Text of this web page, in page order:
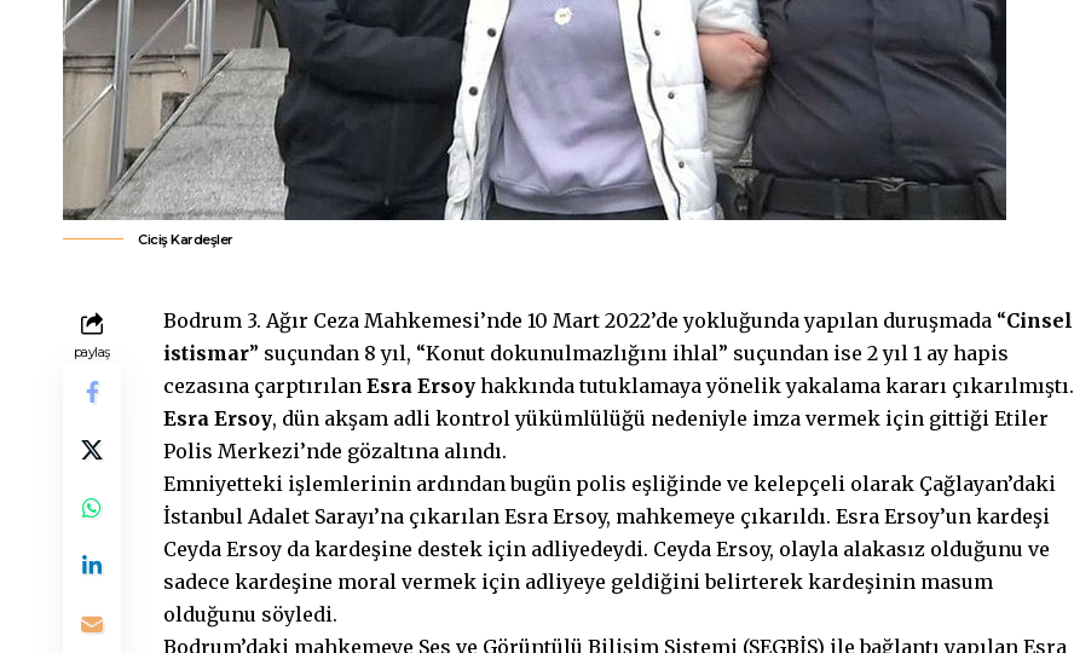
Ciciş Kardeşler
paylaş
Bodrum 3. Ağır Ceza Mahkemesi’nde 10 Mart 2022’de yokluğunda yapılan duruşmada “Cinsel
istismar” suçundan 8 yıl, “Konut dokunulmazlığını ihlal” suçundan ise 2 yıl 1 ay hapis
cezasına çarptırılanEsra Ersoyhakkında tutuklamaya yönelik yakalama kararı çıkarılmıştı.
Esra Ersoy, dün akşam adli kontrol yükümlülüğü nedeniyle imza vermek için gittiği Etiler
Polis Merkezi’nde gözaltına alındı.
Emniyetteki işlemlerinin ardından bugün polis eşliğinde ve kelepçeli olarak Çağlayan’daki
İstanbul Adalet Sarayı’na çıkarılan Esra Ersoy, mahkemeye çıkarıldı. Esra Ersoy’un kardeşi
Ceyda Ersoy da kardeşine destek için adliyedeydi. Ceyda Ersoy, olayla alakasız olduğunu ve
sadece kardeşine moral vermek için adliyeye geldiğini belirterek kardeşinin masum
olduğunu söyledi.
Bodrum’daki mahkemeye Ses ve Görüntülü Bilişim Sistemi (SEGBİS) ile bağlantı yapılan Esra